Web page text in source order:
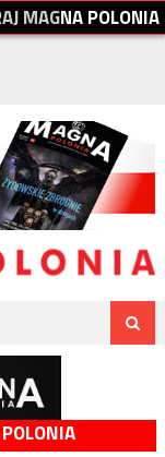
AJMAGNAPOLONIA